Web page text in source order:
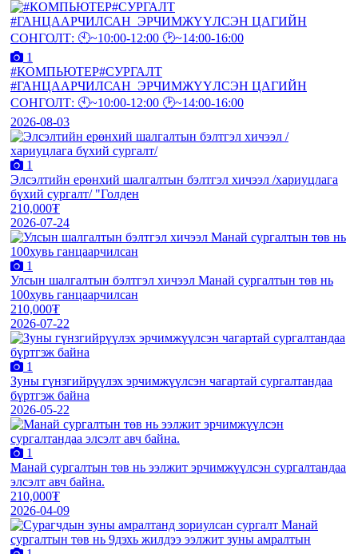
1
#КОМПЬЮТЕР#СУРГАЛТ
#ГАНЦААРЧИЛСАН_ЭРЧИМЖҮҮЛСЭН ЦАГИЙН
СОНГОЛТ: 🕙~10:00-12:00 🕑~14:00-16:00
2026-08-03
1
Элсэлтийн ерөнхий шалгалтын бэлтгэл хичээл /хариуцлага
бүхий сургалт/ "Голден
210,000₮
2026-07-24
1
Улсын шалгалтын бэлтгэл хичээл Манай сургалтын төв нь
100хувь ганцаарчилсан
210,000₮
2026-07-22
1
Зуны гүнзгийрүүлэх эрчимжүүлсэн чагартай сургалтандаа
бүртгэж байна
2026-05-22
1
Манай сургалтын төв нь ээлжит эрчимжүүлсэн сургалтандаа
элсэлт авч байна.
210,000₮
2026-04-09